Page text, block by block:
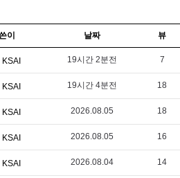
이 날짜 뷰
KSAI 19시간 2분전 7
KSAI 19시간 4분전 18
KSAI 2026.08.05 18
KSAI 2026.08.05 16
KSAI 2026.08.04 14